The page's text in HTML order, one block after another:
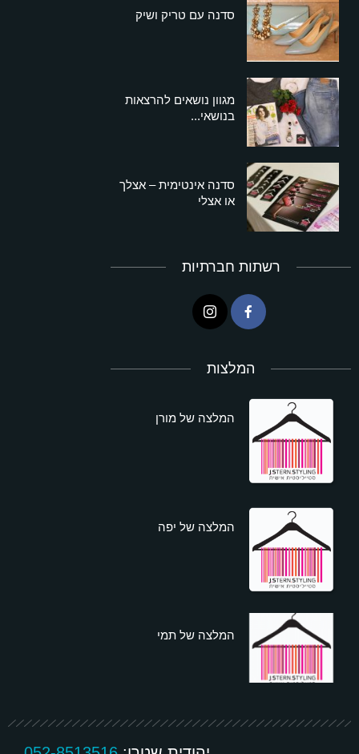
סדנה עם טריק ושיק
מגוון נושאים להרצאות
בנושאי...
סדנה אינטימית – אצלך
או אצלי
רשתות חברתיות
המלצות
המלצה של מורן
המלצה של יפה
המלצה של תמי